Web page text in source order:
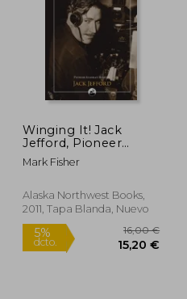
Winging It! Jack
Jefford, Pioneer
Alaskan Aviator
(Caribou Classics) (en
Mark Fisher
Alaska Northwest Books,
2011, Tapa Blanda, Nuevo